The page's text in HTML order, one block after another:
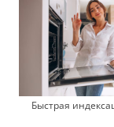
Быстрая